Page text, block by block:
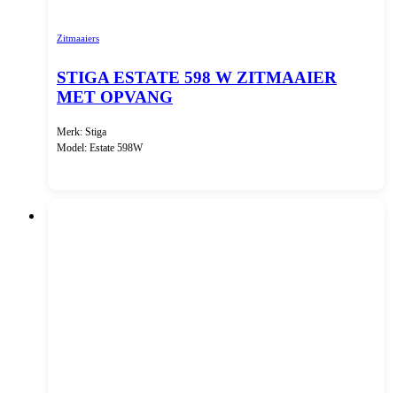
Zitmaaiers
STIGA ESTATE 598 W ZITMAAIER
MET OPVANG
Merk: Stiga
Model: Estate 598W